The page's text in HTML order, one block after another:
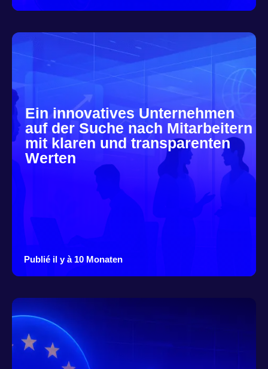
Ein innovatives Unternehmen
auf der Suche nach Mitarbeitern
mit klaren und transparenten
Werten
Publié il y à 10 Monaten